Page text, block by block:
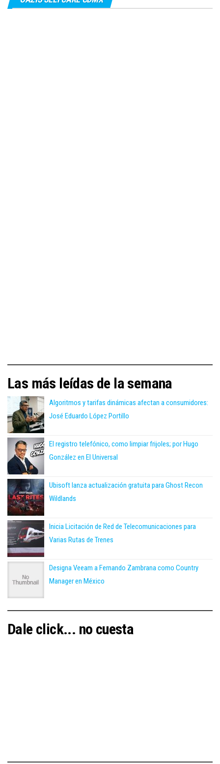
Las más leídas de la semana
Algoritmos y tarifas dinámicas afectan a consumidores:
José Eduardo López Portillo
El registro telefónico, como limpiar frijoles; por Hugo
González en El Universal
Ubisoft lanza actualización gratuita para Ghost Recon
Wildlands
Inicia Licitación de Red de Telecomunicaciones para
Varias Rutas de Trenes
Designa Veeam a Fernando Zambrana como Country
Manager en México
Dale click... no cuesta